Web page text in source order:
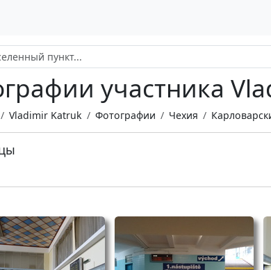
участника
Vladimir Katruk Фотографии Чехия